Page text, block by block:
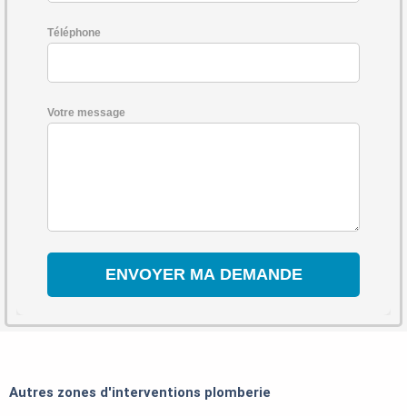
Téléphone
Votre message
Autres zones d'interventions plomberie